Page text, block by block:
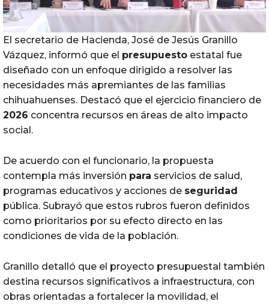
El secretario de Hacienda, José de Jesús Granillo
Vázquez, informó que el presupuesto estatal fue
diseñado con un enfoque dirigido a resolver las
necesidades más apremiantes de las familias
chihuahuenses. Destacó que el ejercicio financiero de
2026 concentra recursos en áreas de alto impacto
social.
De acuerdo con el funcionario, la propuesta
contempla más inversión para servicios de salud,
programas educativos y acciones de seguridad
pública. Subrayó que estos rubros fueron definidos
como prioritarios por su efecto directo en las
condiciones de vida de la población.
Granillo detalló que el proyecto presupuestal también
destina recursos significativos a infraestructura, con
obras orientadas a fortalecer la movilidad, el